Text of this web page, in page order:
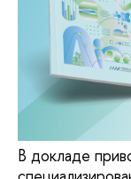
В докладе